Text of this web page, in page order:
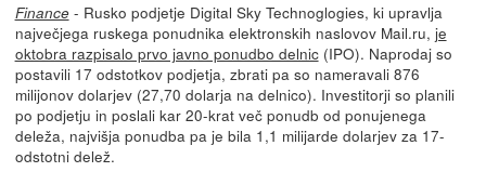
Finance- Rusko podjetje Digital Sky Technoglogies, ki upravlja
največjega ruskega ponudnika elektronskih naslovov Mail.ru, je
oktobra razpisalo prvo javno ponudbo delnic(IPO). Naprodaj so
postavili 17 odstotkov podjetja, zbrati pa so nameravali 876
milijonov dolarjev (27,70 dolarja na delnico). Investitorji so planili
po podjetju in poslali kar 20-krat več ponudb od ponujenega
deleža, najvišja ponudba pa je bila 1,1 milijarde dolarjev za 17-
odstotni delež.